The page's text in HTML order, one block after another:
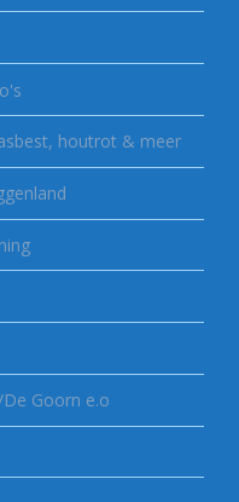
houtrot & meer
Goorn e.o